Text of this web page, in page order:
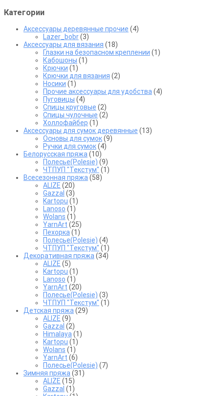
Категории
Аксессуары деревянные прочие (4)
Lazer_bobr(3)
Аксессуары для вязания (18)
Глазки на безопасном креплении (1)
Кабошоны (1)
Крючки (1)
Крючки для вязания (2)
Носики (1)
Прочие аксессуары для удобства (4)
Пуговицы (4)
Спицы круговые (2)
Спицы чулочные (2)
Холлофайбер (1)
Аксессуары для сумок деревянные (13)
Основы для сумок(9)
Ручки для сумок(4)
Белорусская пряжа (10)
Полесье(Polesie) (9)
ЧТПУП "Текстум" (1)
Всесезонная пряжа (58)
ALIZE (20)
Gazzal (3)
Kartopu (1)
Lanoso (1)
Wolans (1)
YarnArt (25)
Пехорка (1)
Полесье(Polesie) (4)
ЧТПУП "Текстум" (1)
Декоративная пряжа (34)
ALIZE (5)
Kartopu (1)
Lanoso (1)
YarnArt (20)
Полесье(Polesie) (3)
ЧТПУП "Текстум" (1)
Детская пряжа (29)
ALIZE (9)
Gazzal (2)
Himalaya (1)
Kartopu (1)
Wolans (1)
YarnArt (6)
Полесье(Polesie) (7)
Зимняя пряжа (31)
ALIZE (15)
Gazzal (1)